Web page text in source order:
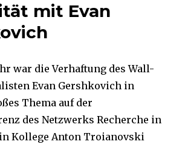
mit Evan
war die Verhaftung des Wall-
Evan Gershkovich in
Thema auf der
des Netzwerks Recherche in
Kollege Anton Troianovski